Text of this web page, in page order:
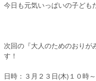
今日も元気いっぱいの子ども
次回の『大人のためのおりが
す！
日時：３月２３日(木)１０時